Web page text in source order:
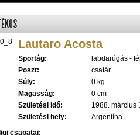
Lautaro Acosta
Sportág:
labdarúgás -
Poszt:
csatár
Súly:
0 kg
Magasság:
0 cm
Születési idő:
1988. március
Születési hely:
Argentína
csapatai: